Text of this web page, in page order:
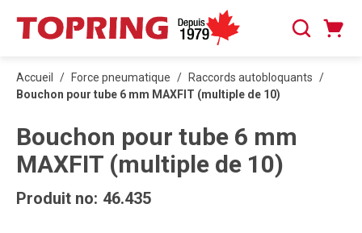
PASSER AU CONTENU PRINCIPAL
Recherche
Accueil / Force pneumatique / Raccords autobloquants /
Bouchon pour tube 6 mm MAXFIT (multiple de 10)
Bouchon pour tube 6 mm
MAXFIT (multiple de 10)
Produit no: 46.435